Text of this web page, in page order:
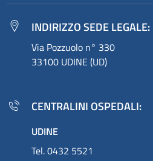
INDIRIZZO SEDE LEGALE:
Via Pozzuolo n° 330
33100 UDINE (UD)
CENTRALINI OSPEDALI:
UDINE
Tel. 0432 5521